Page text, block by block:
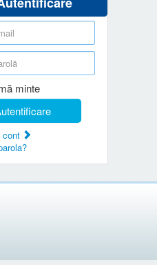
utilizator
minte
cont